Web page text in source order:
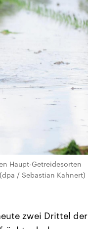
Haupt-Getreidesorten
/ Sebastian Kahnert)
zwei Drittel der